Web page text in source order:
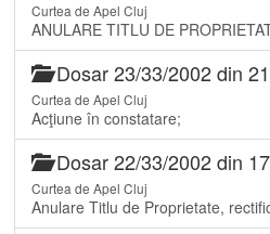
Curtea de Apel Cluj
ANULARE TITLU DE
Dosar 23/33/2002 din
Curtea de Apel Cluj
Acţiune în constatare;
Dosar 22/33/2002 din
Curtea de Apel Cluj
Anulare Titlu de Proprietate,